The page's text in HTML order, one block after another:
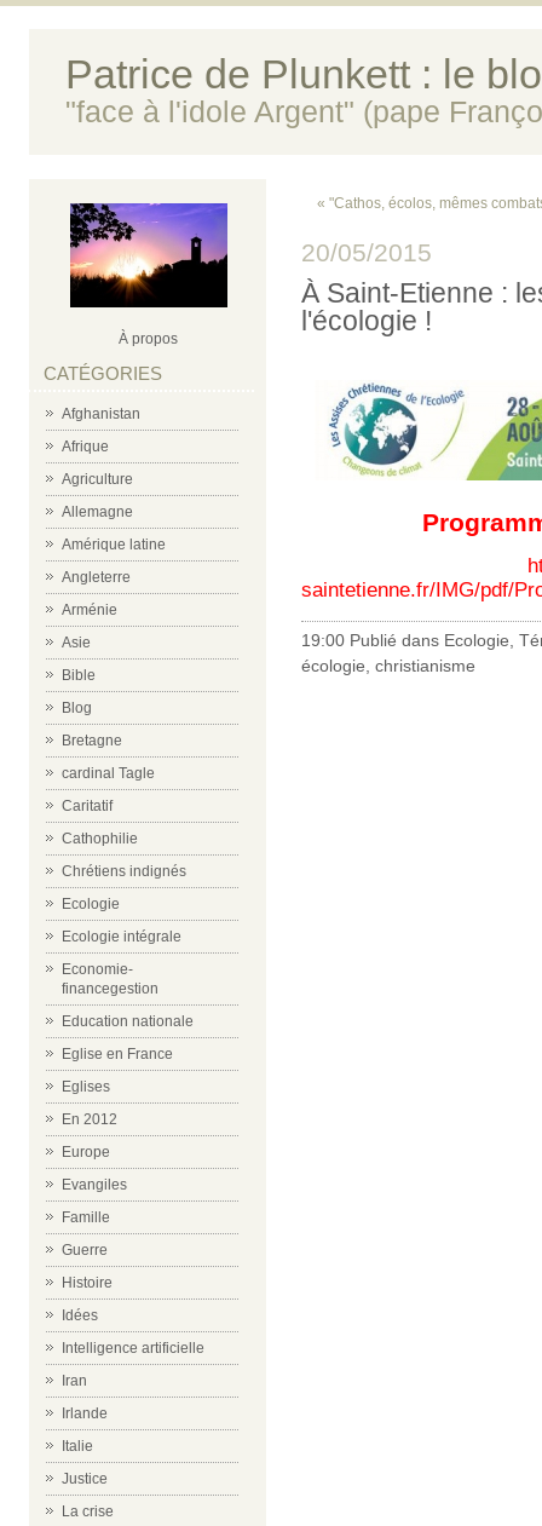
Patrice de Plunkett : le
"face à l'idole Argent" (pape
À propos
CATÉGORIES
Afghanistan
Afrique
Agriculture
Allemagne
Amérique latine
Angleterre
Arménie
Asie
Bible
Blog
Bretagne
cardinal Tagle
Caritatif
Cathophilie
Chrétiens indignés
Ecologie
Ecologie intégrale
Economie-
financegestion
Education nationale
Eglise en France
Eglises
En 2012
Europe
Evangiles
Famille
Guerre
Histoire
Idées
Intelligence artificielle
Iran
Irlande
Italie
Justice
La crise
« "Cathos, écolos, mêmes
20/05/2015
À Saint-Etienne :
l'écologie !
saintetienne.fr/IMG/pdf/
19:00 Publié dans Ecologie
écologie christianisme